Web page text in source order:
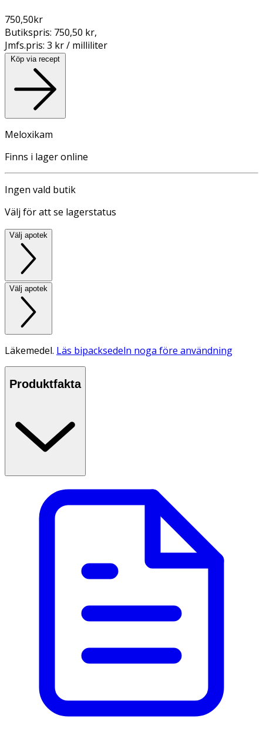
750,50kr
Butikspris: 750,50 kr,
Jmfs.pris: 3 kr / milliliter
Köp via recept
Meloxikam
Finns i lager online
Ingen vald butik
Välj för att se lagerstatus
Välj apotek
Välj apotek
Läkemedel. Läs bipacksedeln noga före användning
Produktfakta